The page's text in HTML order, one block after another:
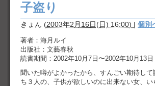
子盗り
きょん (2003年2月16日(日) 16:00) | 個別
著者：海月ルイ
出版社：文藝春秋
読書期間：2002年10月7日〜2002年10月13日
聞いた噂がよかったから、すんごい期待し
ち３人の、子供が欲しいのに出来ない女、